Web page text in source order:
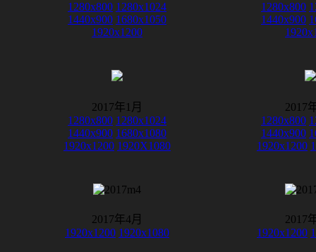
1280x800 1280x1024
1440x900 1680x1050
1920x1200
1280x800
1440x900
2017年1月
1280x800 1280x1024
1440x900 1680x1080
1920x1200 1920X1080
2017
1280x800
1440x900
1920x1200
2017年4月
1920x1200 1920x1080
2017
1920x1200